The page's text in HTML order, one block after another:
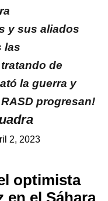
y sus aliados
las
de
la guerra y
progresan!
2, 2023
optimista